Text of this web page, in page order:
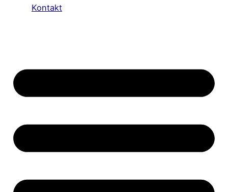
Kontakt